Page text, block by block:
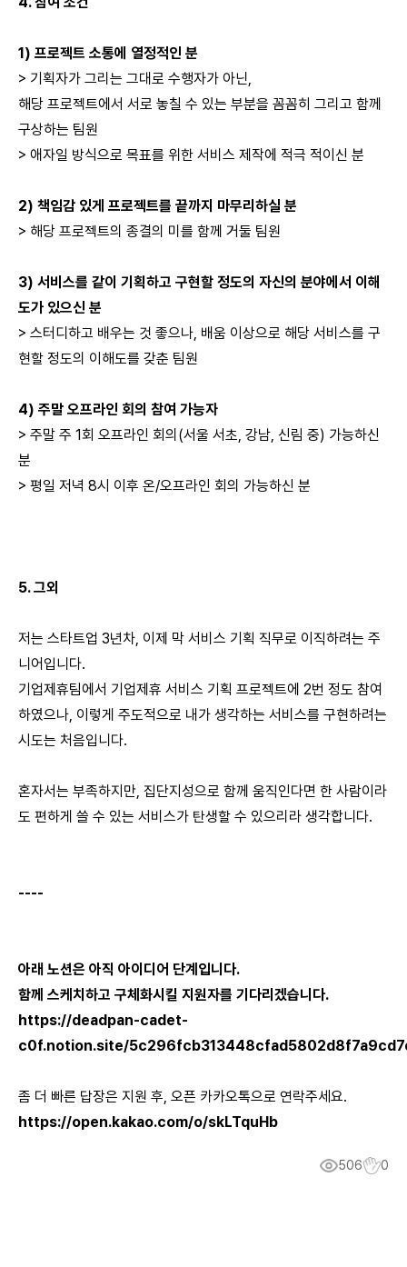
1) 프로젝트 소통에 열정적인 분
> 기획자가 그리는 그대로 수행자가 아닌,
해당 프로젝트에서 서로 놓칠 수 있는 부분을 꼼꼼히 그리고 함께
구상하는 팀원
> 애자일 방식으로 목표를 위한 서비스 제작에 적극 적이신 분
2) 책임감 있게 프로젝트를 끝까지 마무리하실 분
> 해당 프로젝트의 종결의 미를 함께 거둘 팀원
3) 서비스를 같이 기획하고 구현할 정도의 자신의 분야에서 이해
도가 있으신 분
> 스터디하고 배우는 것 좋으나, 배움 이상으로 해당 서비스를 구
현할 정도의 이해도를 갖춘 팀원
4) 주말 오프라인 회의 참여 가능자
> 주말 주 1회 오프라인 회의(서울 서초, 강남, 신림 중) 가능하신
분
> 평일 저녁 8시 이후 온/오프라인 회의 가능하신 분
5.그외
저는 스타트업 3년차, 이제 막 서비스 기획 직무로 이직하려는 주
니어입니다.
기업제휴팀에서 기업제휴 서비스 기획 프로젝트에 2번 정도 참여
하였으나, 이렇게 주도적으로 내가 생각하는 서비스를 구현하려는
시도는 처음입니다.
혼자서는 부족하지만, 집단지성으로 함께 움직인다면 한 사람이라
도 편하게 쓸 수 있는 서비스가 탄생할 수 있으리라 생각합니다.
----
아래 노션은 아직 아이디어 단계입니다.
함께 스케치하고 구체화시킬 지원자를 기다리겠습니다.
https://deadpan-cadet-
c0f.notion.site/
좀 더 빠른 답장은 지원 후, 오픈 카카오톡으로 연락주세요.
https://open.kakao.com/o/skLTquHb
506 0